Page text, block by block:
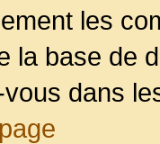
les
la base de
dans